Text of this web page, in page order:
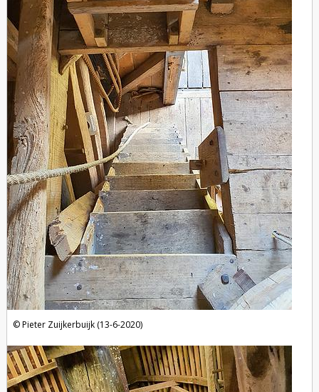
Pieter Zuijkerbuijk (13-6-2020)